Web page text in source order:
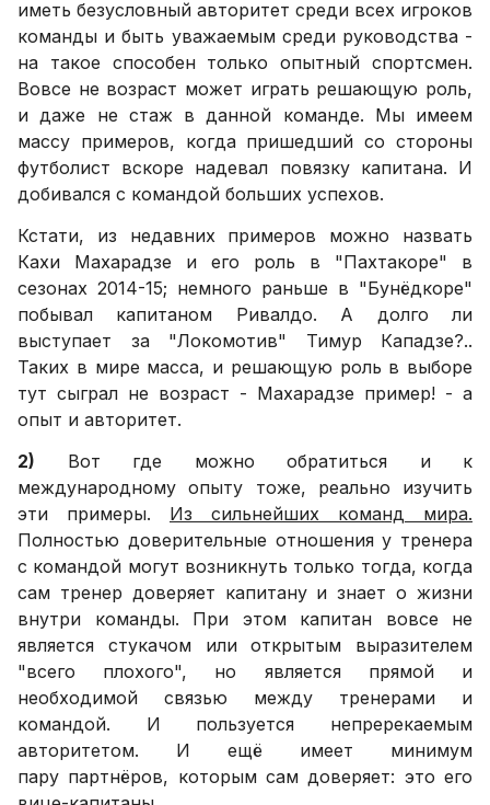
иметь безусловный авторитет среди всех игроков
команды и быть уважаемым среди руководства -
на такое способен только опытный спортсмен.
Вовсе не возраст может играть решающую роль,
и даже не стаж в данной команде. Мы имеем
массу примеров, когда пришедший со стороны
футболист вскоре надевал повязку капитана. И
добивался с командой больших успехов.
Кстати, из недавних примеров можно назвать
Кахи Махарадзе и его роль в "Пахтакоре" в
сезонах 2014-15; немного раньше в "Бунёдкоре"
побывал капитаном Ривалдо. А долго ли
выступает за "Локомотив" Тимур Кападзе?..
Таких в мире масса, и решающую роль в выборе
тут сыграл не возраст - Махарадзе пример! - а
опыт и авторитет.
2) Вот где можно обратиться и к
международному опыту тоже, реально изучить
эти примеры. Из сильнейших команд мира.
Полностью доверительные отношения у тренера
с командой могут возникнуть только тогда, когда
сам тренер доверяет капитану и знает о жизни
внутри команды. При этом капитан вовсе не
является стукачом или открытым выразителем
"всего плохого", но является прямой и
необходимой связью между тренерами и
командой. И пользуется непререкаемым
авторитетом. И ещё имеет минимум
пару партнёров, которым сам доверяет: это его